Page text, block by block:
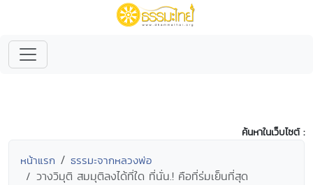
ค้นหาในเว็บไซต์ :
หน้าแรก ธรรมะจากหลวงพ่อ
วางวิมุติ สมมุติลงได้ที่ใด ที่นั่น.! คือที่ร่มเย็นที่สุด